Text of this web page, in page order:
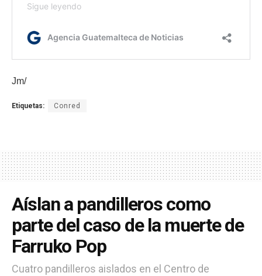
Jm/
Etiquetas: Conred
Aíslan a pandilleros como
parte del caso de la muerte de
Farruko Pop
Cuatro pandilleros aislados en el Centro de